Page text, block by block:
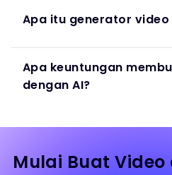
Apa itu generator video
Apa keuntungan
dengan AI?
Mulai Buat